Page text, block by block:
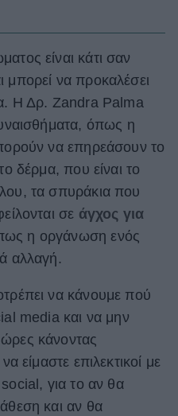
είναι κάτι σαν
μπορεί να προκαλέσει
Η Δρ. Zandra Palma
όπως η
να επηρεάσουν το
δέρμα, που είναι το
τα σπυράκια που
σε άγχος για
η οργάνωση ενός
αλλαγή.
να κάνουμε πού
media και να μην
κάνοντας
είμαστε επιλεκτικοί με
για το αν θα
και αν θα